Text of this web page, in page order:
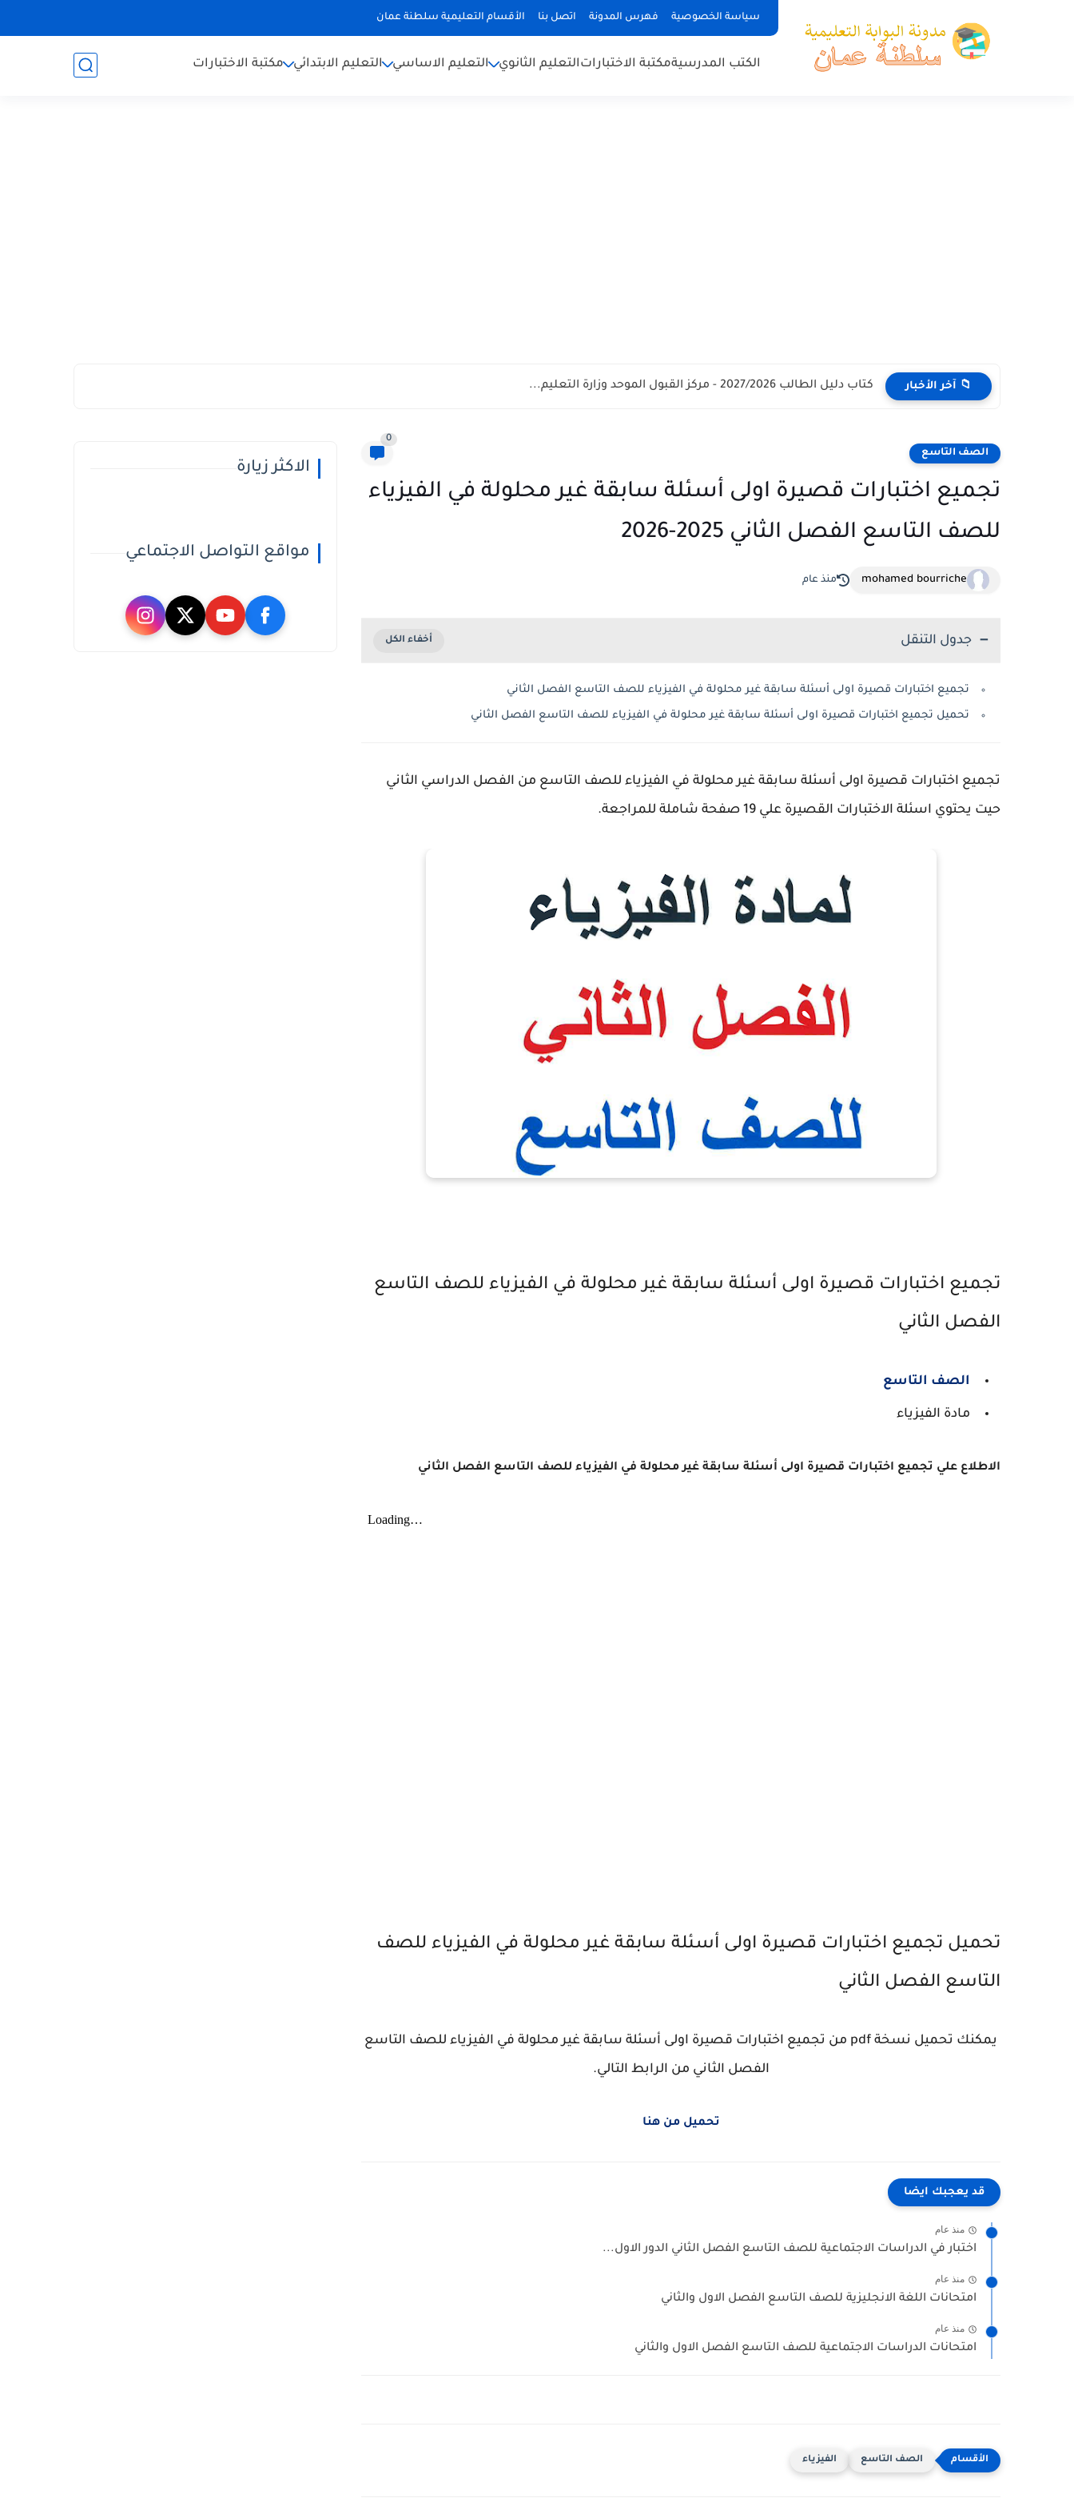
سياسة الخصوصية فهرس المدونة اتصل بنا الأقسام التعليمية سلطنة عمان
الكتب المدرسيةمكتبة الاختباراتالتعليم الثانوي التعليم الاساسي التعليم الابتدائي مكتبة الاختبارات
📁 آخر الأخبار كتاب دليل الطالب 2027/2026 - مركز القبول الموحد وزارة التعليم...
الصف التاسع
0
تجميع اختبارات قصيرة اولى أسئلة سابقة غير محلولة في الفيزياء
للصف التاسع الفصل الثاني 2025-2026
mohamed bourriche منذ عام
جدول التنقل
تجميع اختبارات قصيرة اولى أسئلة سابقة غير محلولة في الفيزياء للصف التاسع الفصل الثاني
تحميل تجميع اختبارات قصيرة اولى أسئلة سابقة غير محلولة في الفيزياء للصف التاسع الفصل الثاني
تجميع اختبارات قصيرة اولى أسئلة سابقة غير محلولة في الفيزياء للصف التاسع من الفصل الدراسي الثاني
حيت يحتوي اسئلة الاختبارات القصيرة علي 19 صفحة شاملة للمراجعة.
تجميع اختبارات قصيرة اولى أسئلة سابقة غير محلولة في الفيزياء للصف التاسع
الفصل الثاني
الصف التاسع
مادة الفيزياء
الاطلاع علي تجميع اختبارات قصيرة اولى أسئلة سابقة غير محلولة في الفيزياء للصف التاسع الفصل الثاني
تحميل تجميع اختبارات قصيرة اولى أسئلة سابقة غير محلولة في الفيزياء للصف
التاسع الفصل الثاني
يمكنك تحميل نسخة pdf من تجميع اختبارات قصيرة اولى أسئلة سابقة غير محلولة في الفيزياء للصف التاسع
الفصل الثاني من الرابط التالي.
تحميل من هنا
قد يعجبك ايضا
منذ عام
اختبار في الدراسات الاجتماعية للصف التاسع الفصل الثاني الدور الاول...
منذ عام
امتحانات اللغة الانجليزية للصف التاسع الفصل الاول والثاني
منذ عام
امتحانات الدراسات الاجتماعية للصف التاسع الفصل الاول والثاني
الصف التاسع الفيزياء
الاكثر زيارة
مواقع التواصل الاجتماعي